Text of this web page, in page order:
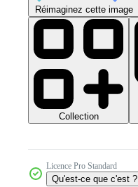
Réimaginez cette image
Collection
Licence Pro Standard
Qu'est-ce que c'est ?